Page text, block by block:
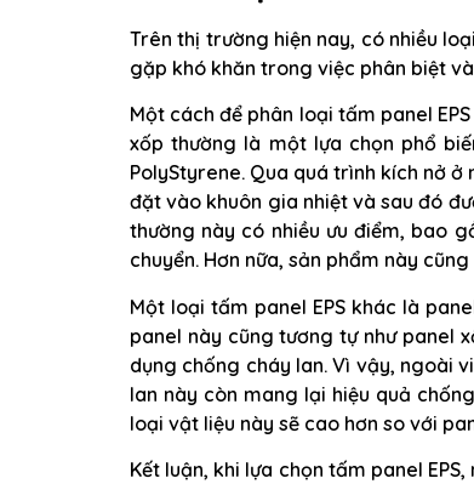
Trên thị trường hiện nay, có nhiều
gặp khó khăn trong việc phân biệt
Một cách để phân loại tấm panel
xốp thường là một lựa chọn phổ
PolyStyrene. Qua quá trình kích nở ở
đặt vào khuôn gia nhiệt và sau đó
thường này có nhiều ưu điểm, bao
chuyển. Hơn nữa, sản phẩm này
Một loại tấm panel EPS khác là
panel này cũng tương tự như panel
dụng chống cháy lan. Vì vậy, ngoài
lan này còn mang lại hiệu quả
loại vật liệu này sẽ cao hơn so với
Kết luận, khi lựa chọn tấm panel